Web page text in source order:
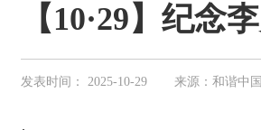
【10·29】纪念
发表时间： 2025-10-29 来源：和谐中